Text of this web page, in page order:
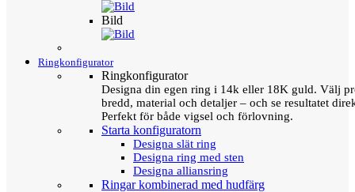
Bild
Ringkonfigurator
Ringkonfigurator
Designa din egen ring i 14k eller 18K guld. Välj
bredd, material och detaljer – och se resultatet
Perfekt för både vigsel och förlovning.
Starta konfiguratorn
Designa slät ring
Designa ring med sten
Designa alliansring
Ringar kombinerad med hudfärg